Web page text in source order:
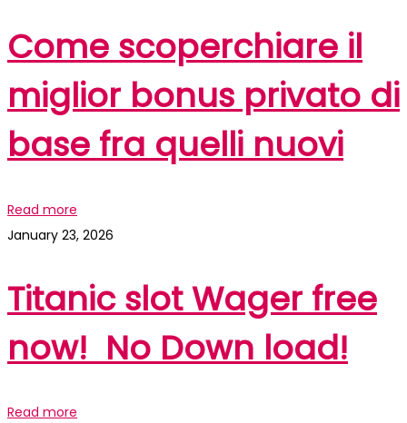
Come scoperchiare il
miglior bonus privato di
base fra quelli nuovi
Read more
January 23, 2026
Titanic slot Wager free
now! ️️️ No Down load!
Read more